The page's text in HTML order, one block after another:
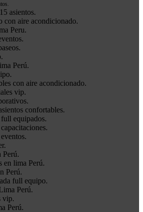
asientos.
aire acondicionado.
Peru.
Perú.
con aire acondicionado.
vip.
confortables.
equipados.
Perú.
en lima Perú.
Perú.
full equipo.
Perú.
vip.
Perú.